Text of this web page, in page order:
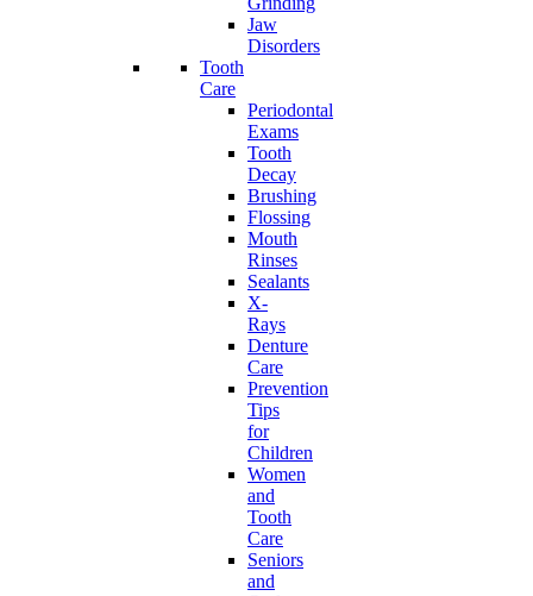
Jaw
Disorders
Tooth
Care
Periodontal
Exams
Tooth
Decay
Brushing
Flossing
Mouth
Rinses
Sealants
X-
Rays
Denture
Care
Prevention
Tips
for
Children
Women
and
Tooth
Care
Seniors
and